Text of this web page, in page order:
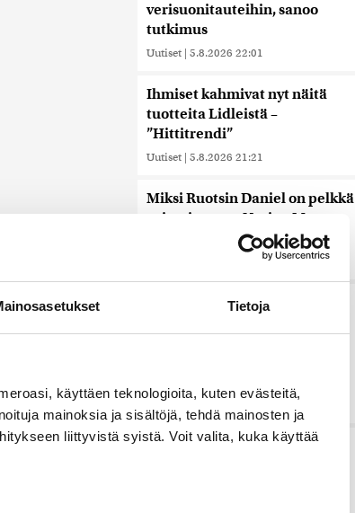
Tietoja
käyttäen teknologioita, kuten evästeitä,
mainoksia ja sisältöjä, tehdä mainosten ja
liittyvistä syistä. Voit valita, kuka käyttää
verisuonitauteihin, sanoo
tutkimus
Uutiset | 5.8.2026 22:01
Ihmiset kahmivat nyt näitä
tuotteita Lidleistä –
”Hittitrendi”
Uutiset | 5.8.2026 21:21
Miksi Ruotsin Daniel on pelkkä
prinssi, mutta Norjan Mette-
Marit on kruununprinsessa?
3.8.2026 21:46
Keskustan Siika-aho kertoo,
Uutiset
Harva tajusi Hitlerin